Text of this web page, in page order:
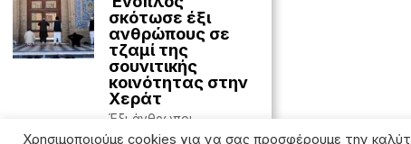
Χρησιμοποιούμε cookies για να σας προσφέρουμε την
σκότωσε έξι
ανθρώπους σε
τζαμί της
σουνιτικής
κοινότητας στην
Χεράτ
Έξι άνθρωποι
σκοτώθηκαν και ένας